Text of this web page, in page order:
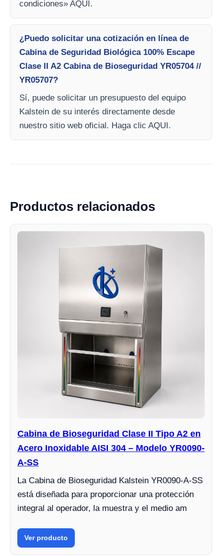
condiciones» AQUI.
¿Puedo solicitar una cotización en línea de
Cabina de Seguridad Biológica 100% Escape
Clase II A2 Cabina de Bioseguridad YR05704 //
YR05707?
Sí, puede solicitar un presupuesto del equipo
Kalstein de su interés directamente desde
nuestro sitio web oficial. Haga clic AQUI.
Productos relacionados
Cabina de Bioseguridad Clase II Tipo A2 en
Acero Inoxidable AISI 304 – Modelo YR0090-
A-SS
La Cabina de Bioseguridad Kalstein YR0090-A-SS
está diseñada para proporcionar una protección
integral al operador, la muestra y el medio am
Ver producto